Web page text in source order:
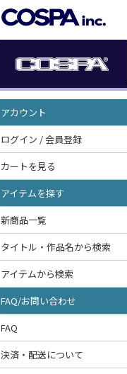
アカウント
ログイン / 会員登録
カートを見る
アイテムを探す
新商品一覧
タイトル・作品名から検索
アイテムから検索
FAQ/お問い合わせ
FAQ
決済・配送について